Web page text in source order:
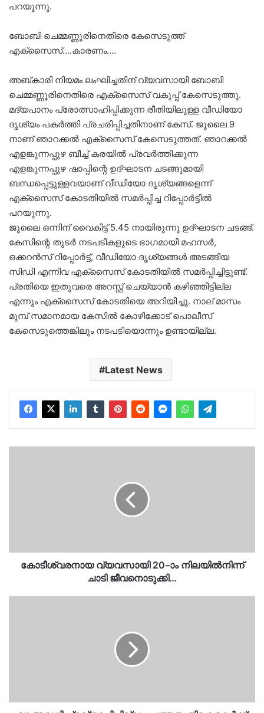
പറയുന്നു.
ബോബി ചെമ്മണ്ണൂരിനെതിരെ കേസെടുത്ത്
എക്‌സൈസ്….കാരണം….
അബ്കാരി നിയമം ലംഘിച്ചതിന് വ്യവസായി ബോബി
ചെമ്മണ്ണൂരിനെതിരെ എക്‌സൈസ് വകുപ്പ് കേസെടുത്തു.
മദ്യപാനം പ്രോത്സാഹിപ്പിക്കുന്ന രീതിയിലുള്ള വീഡിയോ
ദൃശ്യം പകര്‍ത്തി പ്രചരിപ്പിച്ചതിനാണ് കേസ്. ജൂലൈ 9
നാണ് ഞാറക്കല്‍ എക്‌സൈസ് കേസെടുത്തത്. ഞാറക്കല്‍
എളങ്കുന്നപ്പുഴ ബീച്ച് കരയില്‍ പ്രവര്‍ത്തിക്കുന്ന
എളങ്കുന്നപ്പുഴ ഷാപ്പിന്റെ ഉദ്ഘാടന ചടങ്ങുമായി
ബന്ധപ്പെട്ടുള്ളവയാണ് വീഡിയോ ദൃശ്യങ്ങളെന്ന്
എക്‌സൈസ് കോടതിയില്‍ സമര്‍പ്പിച്ച റിപ്പോര്‍ട്ടില്‍
പറയുന്നു.
ജൂലൈ ഒന്നിന് വൈകിട്ട് 5.45 നായിരുന്നു ഉദ്ഘാടന ചടങ്ങ്.
കേസിന്റെ തുടര്‍ നടപടികളുടെ ഭാഗമായി മഹസര്‍,
ഒക്കറന്‍സ് റിപ്പോര്‍ട്ട്, വീഡിയോ ദൃശ്യങ്ങള്‍ അടങ്ങിയ
സിഡി എന്നിവ എക്‌സൈസ് കോടതിയില്‍ സമര്‍പ്പിച്ചിട്ടുണ്ട്.
പ്രതിയെ ഇതുവരെ അറസ്റ്റ് ചെയ്യാന്‍ കഴിഞ്ഞിട്ടില്ല
എന്നും എക്‌സൈസ് കോടതിയെ അറിയിച്ചു. നാല് മാസം
മുമ്പ് സമാനമായ കേസില്‍ കോഴിക്കോട് പൊലീസ്
കേസെടുത്തെങ്കിലും നടപടിയൊന്നും ഉണ്ടായില്ല.
Latest News
കോടീശ്വരനായ വ്യവസായി 20–ാം നിലയിൽനിന്ന്
ചാടി ജീവനൊടുക്കി…